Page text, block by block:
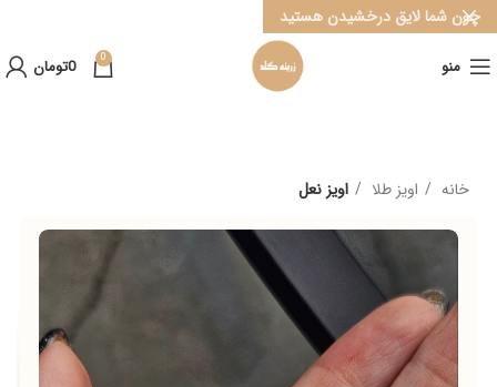
منو 0
0تومان
خانه اویز طلا اویز نعل
چون شما لایق درخشیدن هستید